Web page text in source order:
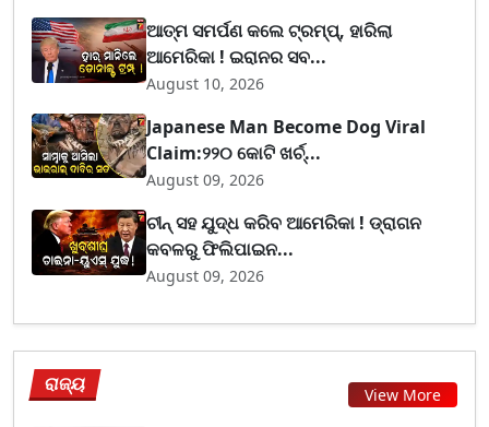
ଆତ୍ମ ସମର୍ପଣ କଲେ ଟ୍ରମ୍ପ୍, ହାରିଲା
ଆମେରିକା ! ଇରାନର ସବ...
August 10, 2026
Japanese Man Become Dog Viral
Claim:୨୨୦ କୋଟି ଖର୍ଚ୍...
August 09, 2026
ଚୀନ୍ ସହ ଯୁଦ୍ଧ କରିବ ଆମେରିକା ! ଡ୍ରାଗନ
କବଳରୁ ଫିଲିପାଇନ...
August 09, 2026
ରାଜ୍ୟ View More